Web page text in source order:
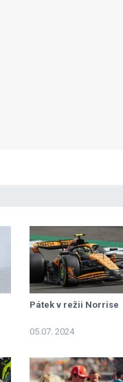
Pátek v režii Norrise
05.07. 2024